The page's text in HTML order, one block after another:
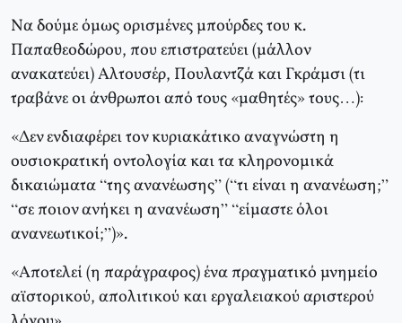
Να δούμε όμως ορισμένες μπούρδες του κ.
Παπαθεοδώρου, που επιστρατεύει (μάλλον
ανακατεύει) Αλτουσέρ, Πουλαντζά και Γκράμσι (τι
τραβάνε οι άνθρωποι από τους «μαθητές» τους…):
«Δεν ενδιαφέρει τον κυριακάτικο αναγνώστη η
ουσιοκρατική οντολογία και τα κληρονομικά
δικαιώματα “της ανανέωσης” (“τι είναι η ανανέωση;”
“σε ποιον ανήκει η ανανέωση” “είμαστε όλοι
ανανεωτικοί;”)».
«Αποτελεί (η παράγραφος) ένα πραγματικό μνημείο
αϊστορικού, απολιτικού και εργαλειακού αριστερού